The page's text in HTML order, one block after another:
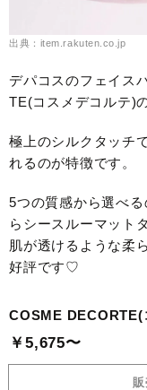
出典：item.rakuten.co.jp
デパコスのフェイス
TE(コスメデコルテ)
極上のシルクタッチ
れるのが特徴です。
5つの質感から選べ
らシースルーマット
肌が透けるような柔
好評です♡
COSME DECORTE(
￥5,675〜